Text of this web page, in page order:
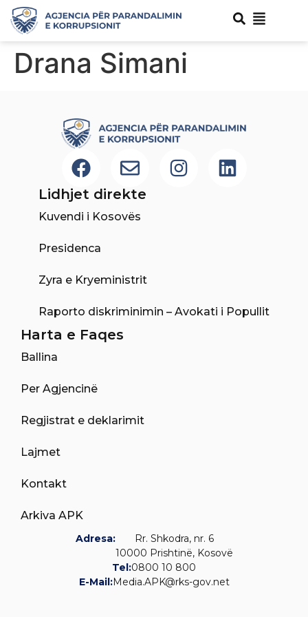
Drana Simani
Lidhjet direkte
Kuvendi i Kosovës
Presidenca
Zyra e Kryeministrit
Raporto diskriminimin – Avokati i Popullit
Harta e Faqes
Ballina
Per Agjencinë
Regjistrat e deklarimit
Lajmet
Kontakt
Arkiva APK
Adresa:
Rr. Shkodra, nr. 6
10000 Prishtinë, Kosovë
Tel:0800 10 800
E-Mail:Media.APK@rks-gov.net